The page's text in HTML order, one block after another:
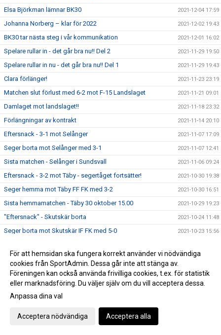
Elsa Björkman lämnar BK30 2021-12-04 17:59
Johanna Norberg – klar för 2022 2021-12-02 19:43
BK30 tar nästa steg i vår kommunikation 2021-12-01 16:02
Spelare rullar in - det går bra nu!! Del 2 2021-11-29 19:50
Spelare rullar in nu - det går bra nu!! Del 1 2021-11-29 19:43
Clara förlänger! 2021-11-23 23:19
Matchen slut förlust med 6-2 mot F-15 Landslaget 2021-11-21 09:01
Damlaget mot landslaget!! 2021-11-18 23:32
Förlängningar av kontrakt 2021-11-14 20:10
Eftersnack - 3-1 mot Selånger 2021-11-07 17:09
Seger borta mot Selånger med 3-1 2021-11-07 12:41
Sista matchen - Selånger i Sundsvall 2021-11-06 09:24
Eftersnack - 3-2 mot Täby - segertåget fortsätter! 2021-10-30 19:38
Seger hemma mot Täby FF FK med 3-2 2021-10-30 16:51
Sista hemmamatchen - Täby 30 oktober 15.00 2021-10-29 19:23
"Eftersnack" - Skutskär borta 2021-10-24 11:48
Seger borta mot Skutskär IF FK med 5-0 2021-10-23 15:56
Seger hemma mot Vaksala SK med 2-0 - nya bilder!! 2021-10-17 18:51
Hemmamatch - Vaksala SK 17 oktober 2021-10-17 07:54
Grattis till avancemanget Gideonsbergs IF 2021-10-16 19:59
Bortamatch Avesta slut - seger med 12-0 !
Match F19 onsdag - OBS ingen match imorgon!!
För att hemsidan ska fungera korrekt använder vi nödvändiga
cookies från SportAdmin. Dessa går inte att stänga av.
Föreningen kan också använda frivilliga cookies, t.ex. för statistik
eller marknadsföring. Du väljer själv om du vill acceptera dessa.
Anpassa dina val
Acceptera nödvändiga Acceptera alla